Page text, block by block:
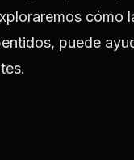
cómo
puede